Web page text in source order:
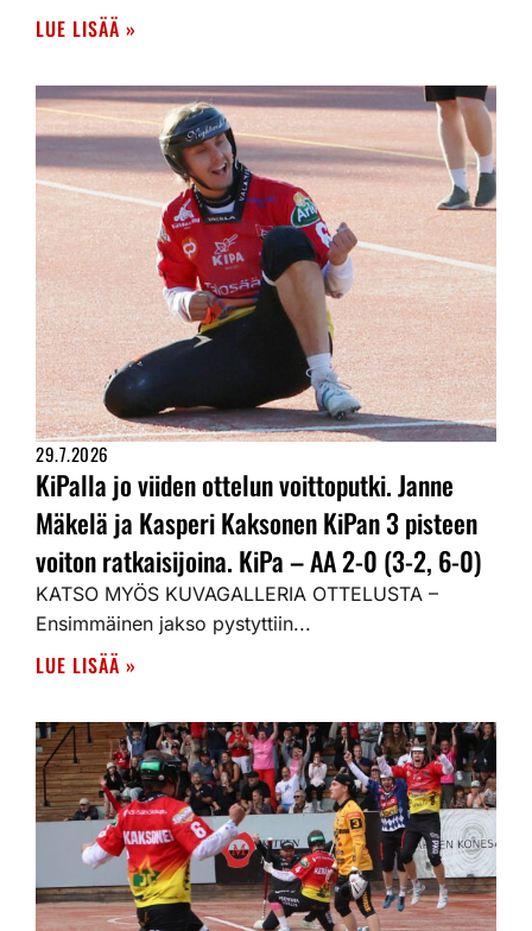
LUE LISÄÄ »
29.7.2026
KiPalla jo viiden ottelun voittoputki. Janne
Mäkelä ja Kasperi Kaksonen KiPan 3 pisteen
voiton ratkaisijoina. KiPa – AA 2-0 (3-2, 6-0)
KATSO MYÖS KUVAGALLERIA OTTELUSTA –
Ensimmäinen jakso pystyttiin...
LUE LISÄÄ »